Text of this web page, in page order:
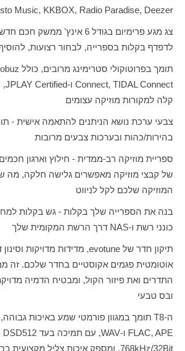
Music, KKBOX, Radio Paradise, Deezer
צג מגע פרימיום בגודל 6 אינץ'
לדפדף בקלות בספרייה, לבחור רצועות,
תומך בפרוטוקולי סטרימינג מרובים, כולל
Connect, TIDAL Connect ו-JPLAY Certified
,
קלה למקורות מוזיקה עצומים
צבעי ערכת נושא הניתנים להתאמה אישית -
בהירות/כהות ובערכות צבעים מרובות
ספריית מוזיקה רב-ממדית - חילוץ וארגון
של ​​קבצי מוזיקה מאפשרים גלישה חלקה, מה
המוזיקה שלכם לקל לניווט
בנה את הספרייה שלך בקלות - גש בקלות
כונני רשת ו-NAS דרך הרשת המקומית שלך
תיקון חדר של evotune, מדידות מדויקות
אוטומטית פגמים אקוסטיים בחדר שלכם. זה
התדרים ואת פיזור הקול, ומבטיח הדמיה
ובס טבעי
ה-T8 תומך במגוון פורמטי שמע באיכות
FLAC, APE ו-WAV, עם תמיכה בעד DSD512
768kHz/32Bit, ומספק איכות צליל מקצועית